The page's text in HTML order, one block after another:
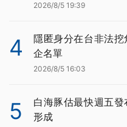
2026/8/5 19:39
4
隱匿身分在台非法
企名單
2026/8/5 16:03
5
白海豚估最快週五
形成